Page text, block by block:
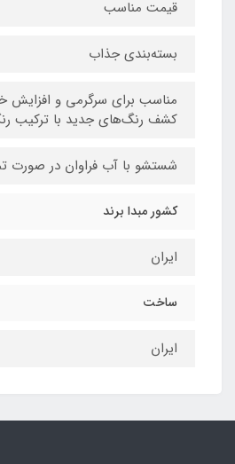
قیمت مناسب
بسته‌بندی جذاب
مناسب برای سرگرمی و افزایش
کشف رنگ‌های جدید با ترکیب
شستشو با آب فراوان در صورت
کشور مبدا برند
ایران
ساخت
ایران